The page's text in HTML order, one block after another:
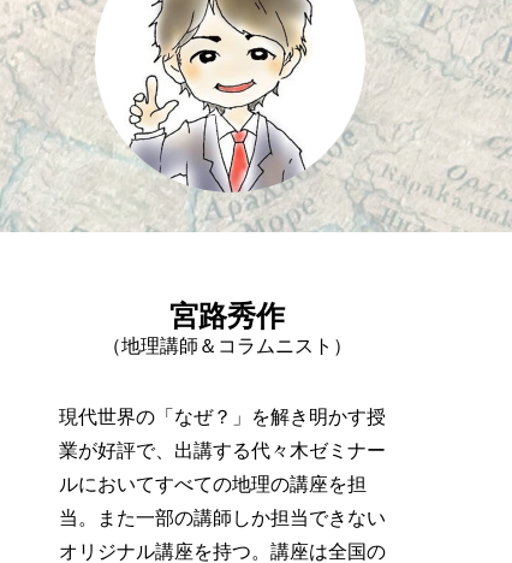
宮路秀作
（地理講師＆コラムニスト）
現代世界の「なぜ？」を解き明かす授
業が好評で、出講する代々木ゼミナー
ルにおいてすべての地理の講座を担
当。また一部の講師しか担当できない
オリジナル講座を持つ。講座は全国の